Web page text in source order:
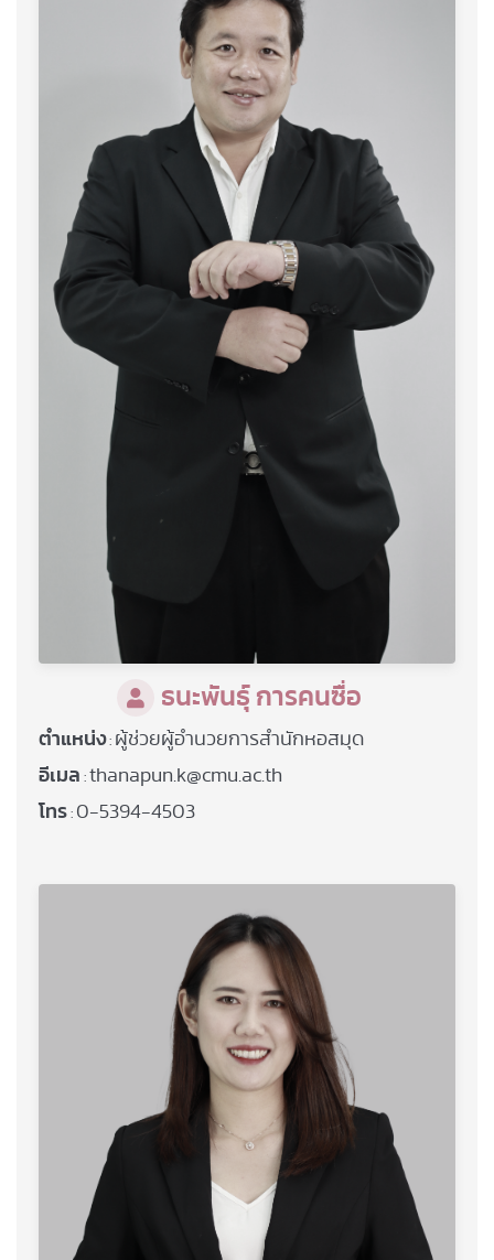
ธนะพันธุ์ การคนซื่อ
ตำแหน่ง: ผู้ช่วยผู้อำนวยการสำนักหอสมุด
อีเมล : thanapun.k@cmu.ac.th
โทร : 0-5394-4503